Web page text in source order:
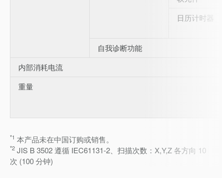
日历计时器
自我诊断功能
内部消耗电流
重量
*1 本产品未在中国订购或销售。
*2 JIS B 3502 遵循 IEC61131-2、扫描次数：X,Y,Z 各方向 10
次 (100 分钟)